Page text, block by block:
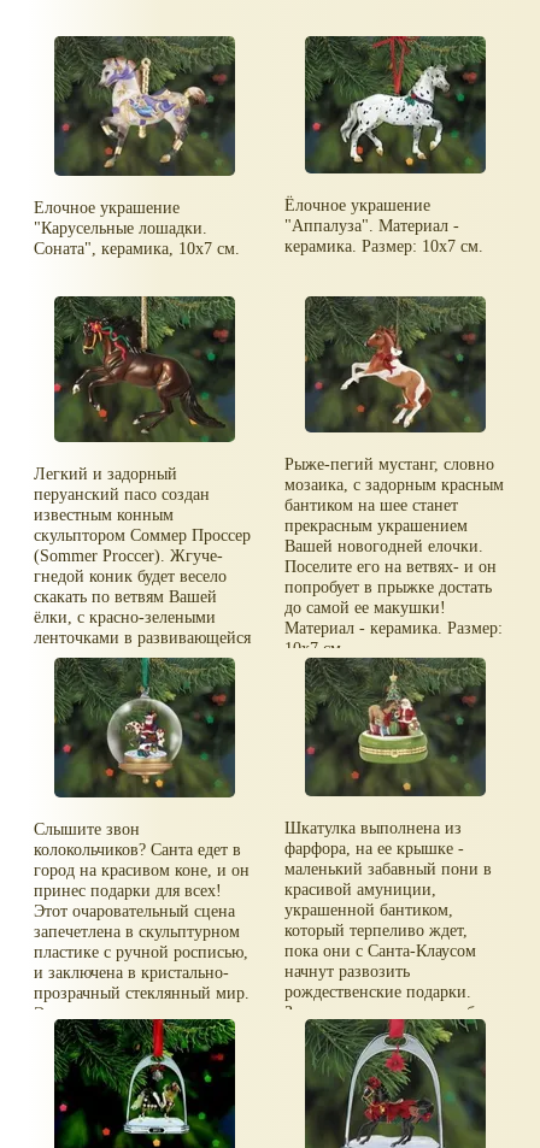
Елочное украшение
"Карусельные лошадки.
Соната", керамика, 10х7 см.
Ёлочное украшение
"Аппалуза". Материал -
керамика. Размер: 10х7 см.
Легкий и задорный
перуанский пасо создан
известным конным
скульптором Соммер Проссер
(Sommer Proccer). Жгуче-
гнедой коник будет весело
скакать по ветвям Вашей
ёлки, с красно-зелеными
ленточками в развивающейся
гриве. Материал - керамика.
Размер: 10х7 см.
Рыже-пегий мустанг, словно
мозаика, с задорным красным
бантиком на шее станет
прекрасным украшением
Вашей новогодней елочки.
Поселите его на ветвях- и он
попробует в прыжке достать
до самой ее макушки!
Материал - керамика. Размер:
10х7 см.
Слышите звон
колокольчиков? Санта едет в
город на красивом коне, и он
принес подарки для всех!
Этот очаровательный сцена
запечетлена в скульптурном
пластике с ручной росписью,
и заключена в кристально-
прозрачный стеклянный мир.
Это украшение
подвешивается на атласную
ленту, и золотая кисточка
свисает с его нижней части.
Материал - стекло и
скульптурный пластик.
Диаметр 7,6 см.
Шкатулка выполнена из
фарфора, на ее крышке -
маленький забавный пони в
красивой амуниции,
украшенной бантиком,
который терпеливо ждет,
пока они с Санта-Клаусом
начнут развозить
рождественские подарки.
Замочек в виде подковы будет
надежно хранить ваши
секреты, спрятанные внутри!
Шкатулку можно повесить на
ёлку как новогоднее
украшение, либо поставить
на полку. Размер 15х7х12 см.